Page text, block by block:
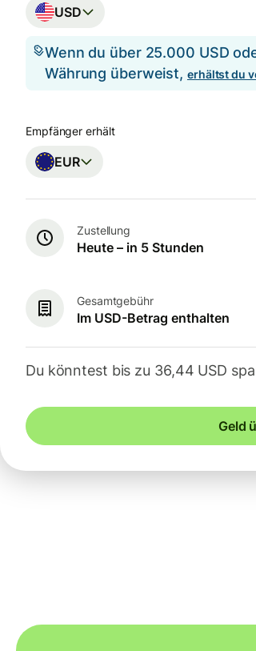
USD
Wenn du über 25.000 USD
Währung überweist, erhältst du
Empfänger erhält
EUR
Zustellung
Heute – in 5 Stunden
Gesamtgebühr
Im USD-Betrag enthalten
Du könntest bis zu 36,44 USD
Geld